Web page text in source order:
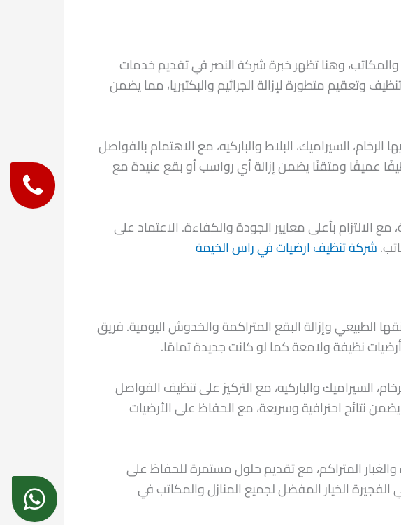
وهنا تظهر خبرة شركة النصر في تقديم خدمات
وتعقيم متطورة لإزالة الجراثيم والبكتيريا، مما يضمن
السيراميك، البلاط والباركيه، مع الاهتمام بالفواصل
عميقًا ومتقنًا يضمن إزالة أي رواسب أو بقع عنيدة مع
بأعلى معايير الجودة والكفاءة. الاعتماد على
شركة تنظيف ارضيات في راس الخيمة
الطبيعي وإزالة البقع المتراكمة والخدوش اليومية. فريق
نظيفة ولامعة كما لو كانت جديدة تمامًا.
السيراميك والباركيه، مع التركيز على تنظيف الفواصل
نتائج احترافية وسريعة، مع الحفاظ على الأرضيات
المتراكم، مع تقديم حلول مستمرة للحفاظ على
الخيار المفضل لجميع المنازل والمكاتب في